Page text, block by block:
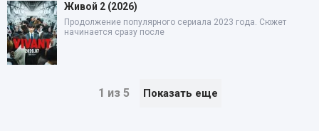
Живой 2 (2026)
Продолжение популярного сериала 2023 года. Сюжет
начинается сразу после
1 из 5 Показать еще